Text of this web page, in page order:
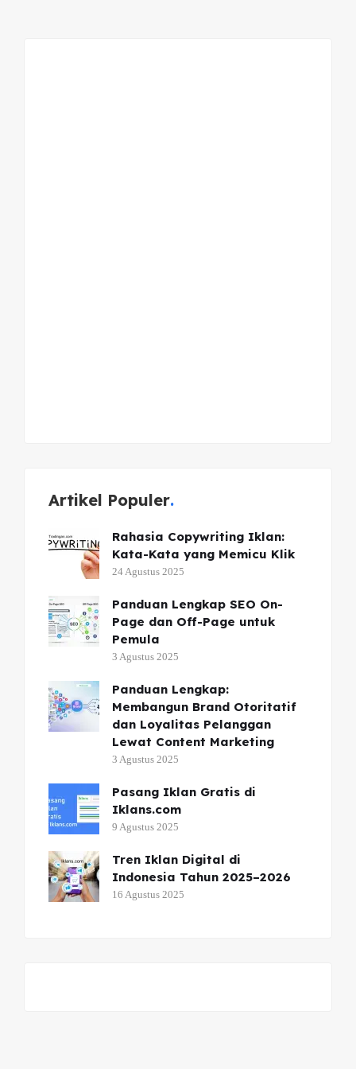
Artikel Populer
Rahasia Copywriting Iklan:
Kata-Kata yang Memicu Klik
24 Agustus 2025
Panduan Lengkap SEO On-
Page dan Off-Page untuk
Pemula
3 Agustus 2025
Panduan Lengkap:
Membangun Brand Otoritatif
dan Loyalitas Pelanggan
Lewat Content Marketing
3 Agustus 2025
Pasang Iklan Gratis di
Iklans.com
9 Agustus 2025
Tren Iklan Digital di
Indonesia Tahun 2025–2026
16 Agustus 2025